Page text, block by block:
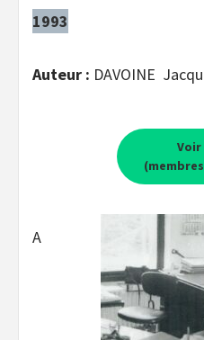
1993
Auteur : DAVOINE
Voir
A